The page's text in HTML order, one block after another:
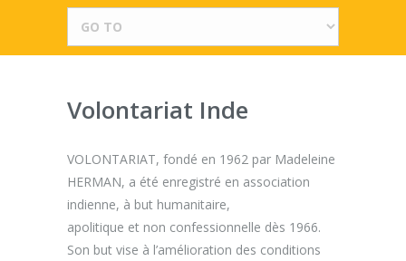
Volontariat Inde
VOLONTARIAT, fondé en 1962 par Madeleine
HERMAN, a été enregistré en association
indienne, à but humanitaire,
apolitique et non confessionnelle dès 1966.
Son but vise à l’amélioration des conditions